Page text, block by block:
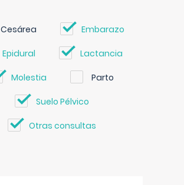
Cesárea Embarazo
Epidural Lactancia
Molestia Parto
Suelo Pélvico
Otras consultas